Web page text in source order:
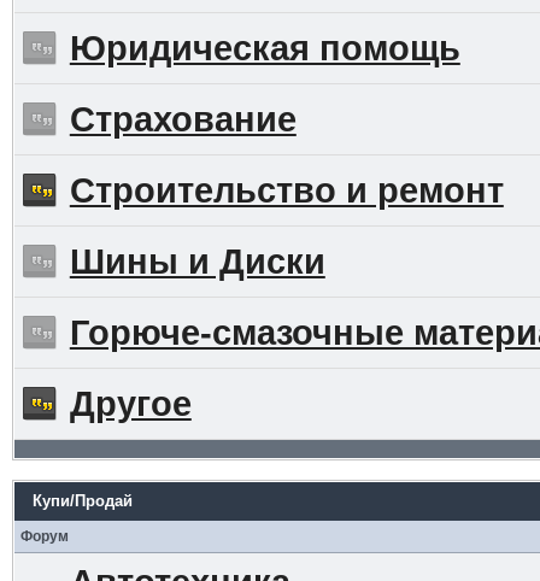
Юридическая помощь
Страхование
Строительство и ремонт
Шины и Диски
Горюче-смазочные
Другое
Купи/Продай
Форум